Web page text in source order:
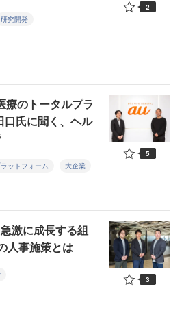
研究開発
2
療のトータルプラ
氏に聞く、ヘル
ットフォーム 大企業
5
激に成長する組
人事施策とは
3